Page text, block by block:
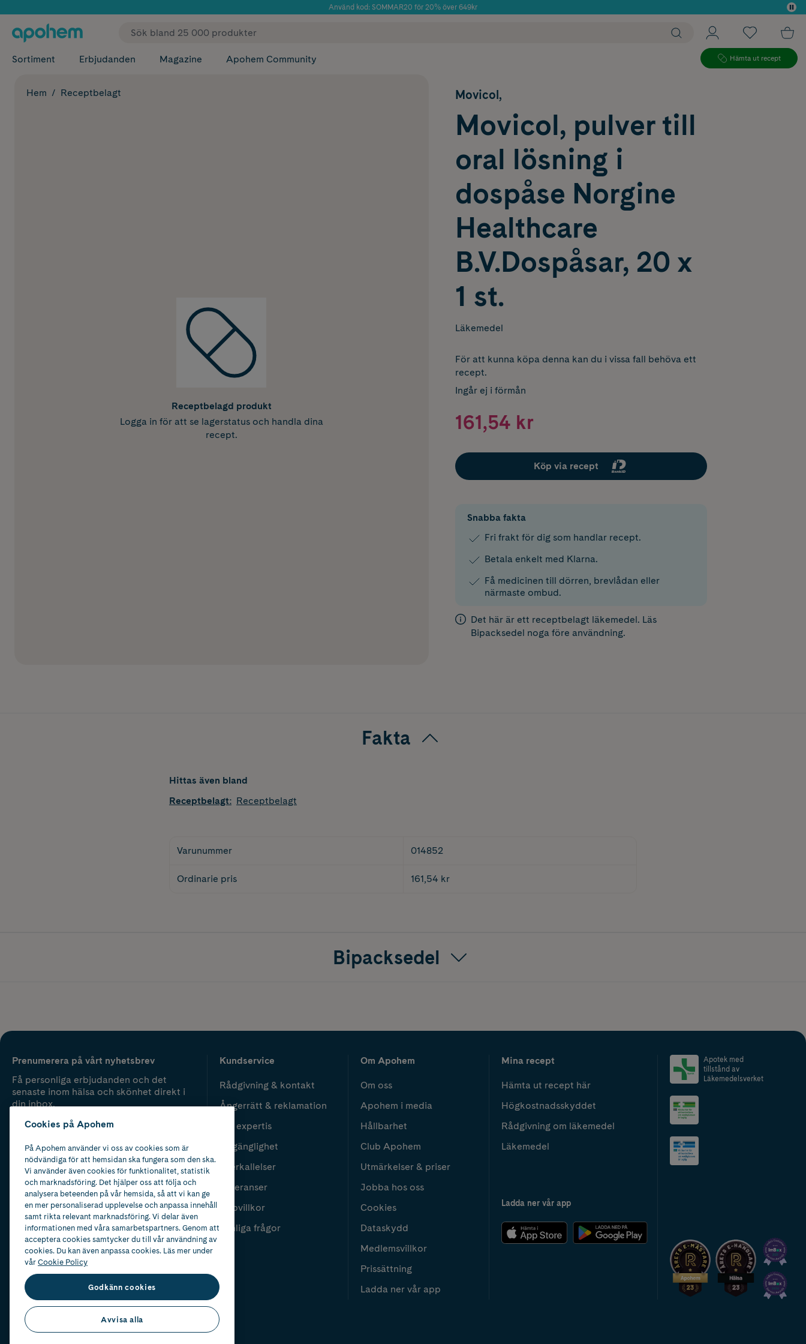
Använd kod: SOMMAR20 för 20% över 649kr
✓ Fri frakt
Sortiment Erbjudanden Magazine Apohem Community Hämta ut recept
Hem Receptbelagt
Receptbelagd produkt
Logga in för att se lagerstatus och handla dina
recept.
Movicol,
Movicol, pulver till
oral lösning i
dospåse Norgine
Healthcare
B.V.Dospåsar, 20 x
1 st.
Läkemedel
För att kunna köpa denna kan du i vissa fall behöva ett
recept.
Ingår ej i förmån
161,54 kr
Köp via recept
Snabba fakta
Fri frakt för dig som handlar recept.
Betala enkelt med Klarna.
Få medicinen till dörren, brevlådan eller
närmaste ombud.
Det här är ett receptbelagt läkemedel. Läs
Bipacksedel noga före användning.
Fakta
Hittas även bland
Receptbelagt: Receptbelagt
Varunummer 014852
Ordinarie pris 161,54 kr
Bipacksedel
Prenumerera på vårt nyhetsbrev
Få personliga erbjudanden och det
senaste inom hälsa och skönhet direkt i
din inbox.
Kundservice
Rådgivning & kontakt
Ångerrätt & reklamation
Vår expertis
Tillgänglighet
Återkallelser
Leveranser
Köpvillkor
Vanliga frågor
Om Apohem
Om oss
Apohem i media
Hållbarhet
Club Apohem
Utmärkelser & priser
Jobba hos oss
Cookies
Dataskydd
Medlemsvillkor
Prissättning
Ladda ner vår app
Mina recept
Hämta ut recept här
Högkostnadsskyddet
Rådgivning om läkemedel
Läkemedel
Ladda ner vår app
Apotek med
tillstånd av
Läkemedelsverket
2024
Cookies på Apohem
På Apohem använder vi oss av cookies som är
nödvändiga för att hemsidan ska fungera som den ska.
Vi använder även cookies för funktionalitet, statistik
och marknadsföring. Det hjälper oss att följa och
analysera beteenden på vår hemsida, så att vi kan ge
en mer personaliserad upplevelse och anpassa innehåll
samt rikta relevant marknadsföring. Vi delar även
informationen med våra samarbetspartners. Genom att
acceptera cookies samtycker du till vår användning av
cookies. Du kan även anpassa cookies. Läs mer under
vårCookie Policy
Godkänn cookies
Avvisa alla